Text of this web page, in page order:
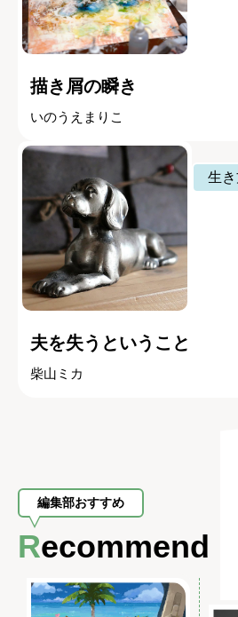
描き屑の瞬き
いのうえまりこ
生
夫を失うということ
柴山ミカ
編集部おすすめ
Recommend